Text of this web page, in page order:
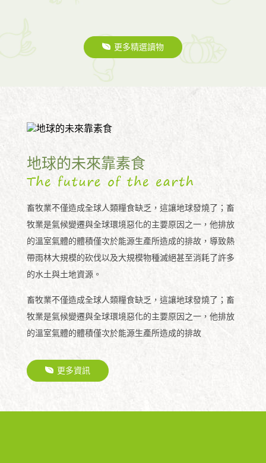
更多精選讀物
地球的未來靠素食
畜牧業不僅造成全球人類糧食缺乏，這讓地球發燒了；畜
牧業是氣候變遷與全球環境惡化的主要原因之一，他排放
的溫室氣體的體積僅次於能源生產所造成的排故，導致熱
帶雨林大規模的砍伐以及大規模物種滅絕甚至消耗了許多
的水土與土地資源。
畜牧業不僅造成全球人類糧食缺乏，這讓地球發燒了；畜
牧業是氣候變遷與全球環境惡化的主要原因之一，他排放
的溫室氣體的體積僅次於能源生產所造成的排故
更多資訊